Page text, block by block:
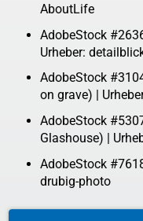
AboutLife
AdobeStock
Urheber:
AdobeStock
on grave) |
AdobeStock
Glashouse) |
AdobeStock
drubig-photo